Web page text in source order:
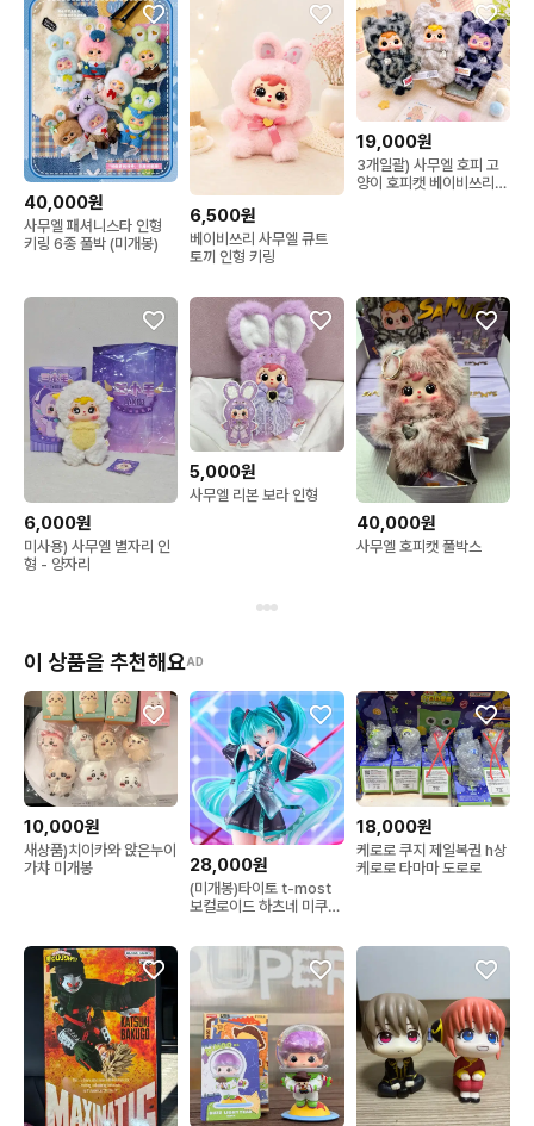
40,000원
사무엘 패셔니스타 인형
키링 6종 풀박 (미개봉)
6,500원
베이비쓰리 사무엘 큐트
토끼 인형 키링
19,000원
3개일괄) 사무엘 호피 고
양이 호피캣 베이비쓰리
6,000원
미사용) 사무엘 별자리 인
형 - 양자리
5,000원
사무엘 리본 보라 인형
40,000원
사무엘 호피캣 풀박스
이 상품을 추천해요AD
10,000원
새상품)치이카와 앉은누이
가챠 미개봉
28,000원
(미개봉)타이토 t-most
보컬로이드 하츠네 미쿠
18,000원
케로로 쿠지 제일복권 h상
케로로 타마마 도로로